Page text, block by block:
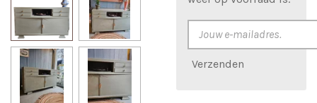
Verzenden